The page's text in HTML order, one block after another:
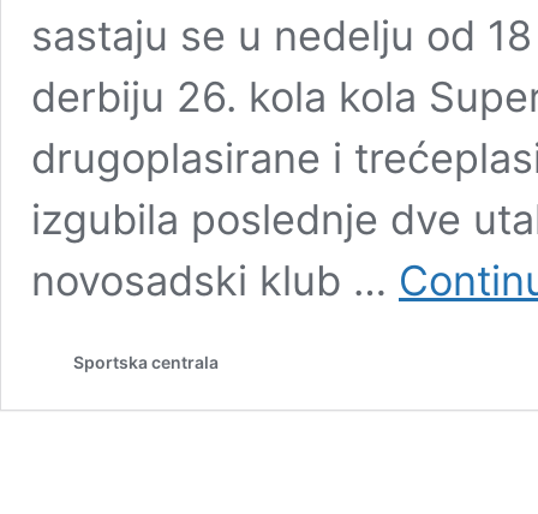
sastaju se u nedelju od
derbiju 26. kola kola
drugoplasirane i
izgubila poslednje dve
novosadski klub …
Sportska centrala